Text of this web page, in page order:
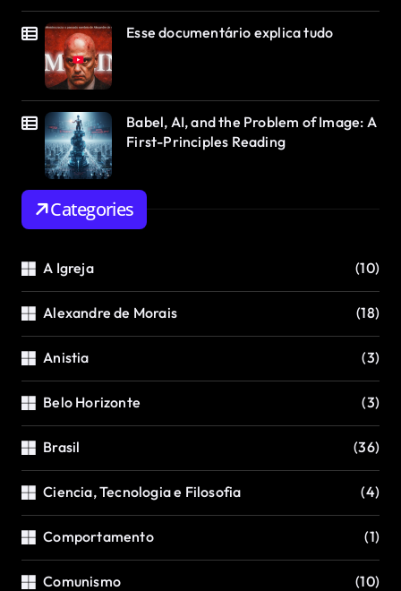
Esse documentário explica tudo
Babel, AI, and the Problem of Image: A
First-Principles Reading
Categories
A Igreja (10)
Alexandre de Morais (18)
Anistia (3)
Belo Horizonte (3)
Brasil (36)
Ciencia, Tecnologia e Filosofia (4)
Comportamento (1)
Comunismo (10)